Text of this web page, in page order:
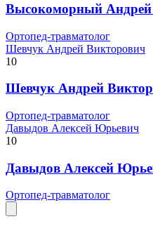
Высокоморный
Ортопед-травматолог
Шевчук Андрей Викторович
10
Шевчук Андрей
Ортопед-травматолог
Давыдов Алексей Юрьевич
10
Давыдов Алексей
Ортопед-травматолог